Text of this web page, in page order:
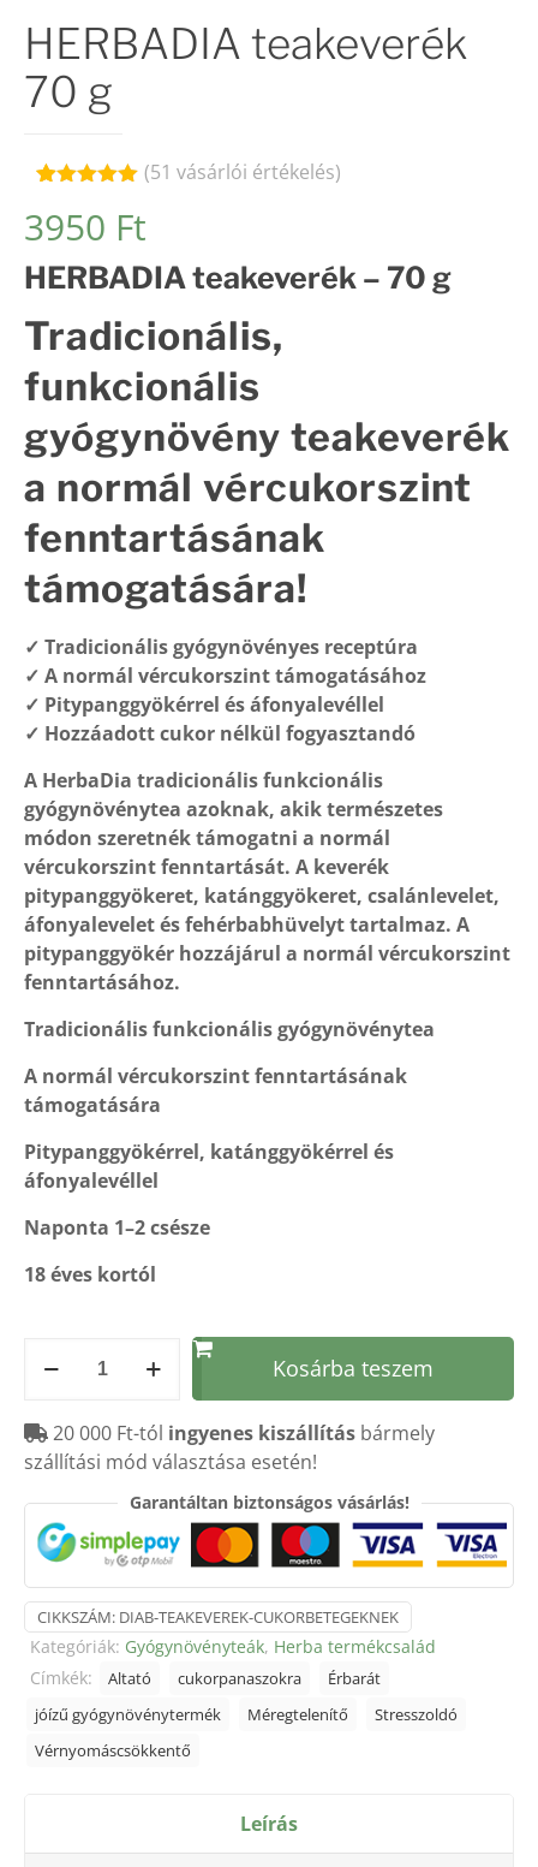
HERBADIA teakeverék
70 g
5.00az 5-
ből,
alapján
(51 vásárlói értékelés)
3950 Ft
HERBADIA teakeverék – 70 g
Tradicionális,
funkcionális
gyógynövény teakeverék
a normál vércukorszint
fenntartásának
támogatására!
✓ Tradicionális gyógynövényes receptúra
✓ A normál vércukorszint támogatásához
✓ Pitypanggyökérrel és áfonyalevéllel
✓ Hozzáadott cukor nélkül fogyasztandó
A HerbaDia tradicionális funkcionális
gyógynövénytea azoknak, akik természetes
módon szeretnék támogatni a normál
vércukorszint fenntartását. A keverék
pitypanggyökeret, katánggyökeret, csalánlevelet,
áfonyalevelet és fehérbabhüvelyt tartalmaz. A
pitypanggyökér hozzájárul a normál vércukorszint
fenntartásához.
Tradicionális funkcionális gyógynövénytea
A normál vércukorszint fenntartásának
támogatására
Pitypanggyökérrel, katánggyökérrel és
áfonyalevéllel
Naponta 1–2 csésze
18 éves kortól
teakeverék
g
mennyiség
Kosárba teszem
20 000 Ft-tól ingyenes kiszállítás bármely
szállítási mód választása esetén!
Garantáltan biztonságos vásárlás!
CIKKSZÁM: DIAB-TEAKEVEREK-CUKORBETEGEKNEK
Kategóriák: Gyógynövényteák, Herba termékcsalád
Címkék:
Altató cukorpanaszokra
Érbarát
jóízű gyógynövénytermék
Méregtelenítő
Stresszoldó
Vérnyomáscsökkentő
Leírás